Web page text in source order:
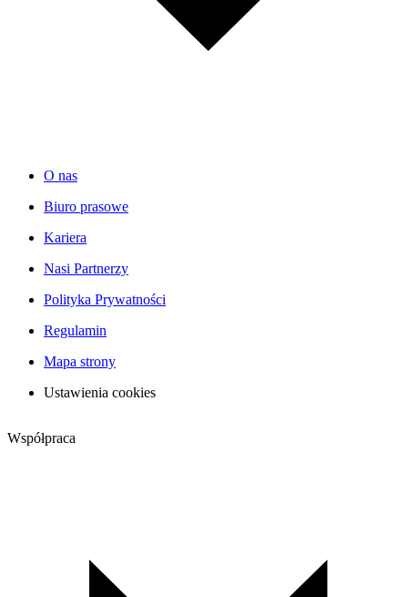
O nas
Biuro prasowe
Kariera
Nasi Partnerzy
Polityka Prywatności
Regulamin
Mapa strony
Ustawienia cookies
Współpraca